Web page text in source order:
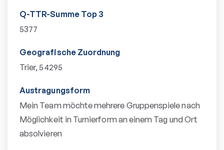
Q-TTR-Summe Top 3
5377
Geografische Zuordnung
Trier, 54295
Austragungsform
Mein Team möchte mehrere Gruppenspiele nach
Möglichkeit in Turnierform an einem Tag und Ort
absolvieren